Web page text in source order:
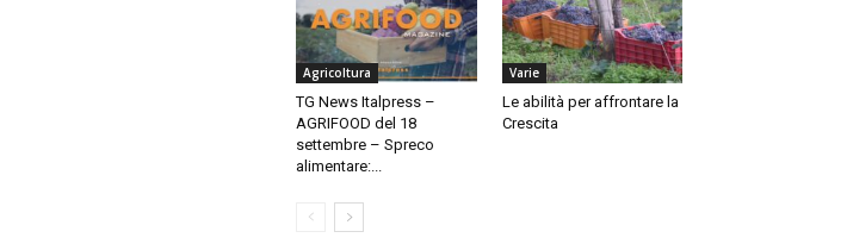
Agricoltura
TG News Italpress –
AGRIFOOD del 18
settembre – Spreco
alimentare:...
Varie
Le abilità per affrontare la
Crescita